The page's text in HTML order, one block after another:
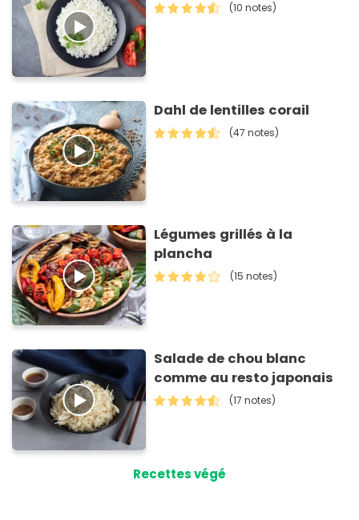
(10 notes)
Dahl de lentilles corail
(47 notes)
Légumes grillés à la
plancha
(15 notes)
Salade de chou blanc
comme au resto japonais
(17 notes)
Recettes végé